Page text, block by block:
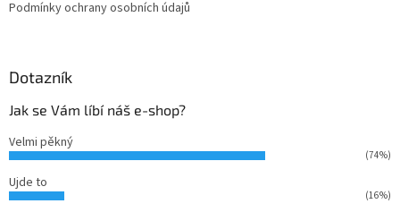
Podmínky ochrany osobních údajů
Dotazník
Jak se Vám líbí náš e-shop?
Velmi pěkný
(74%)
Ujde to
(16%)